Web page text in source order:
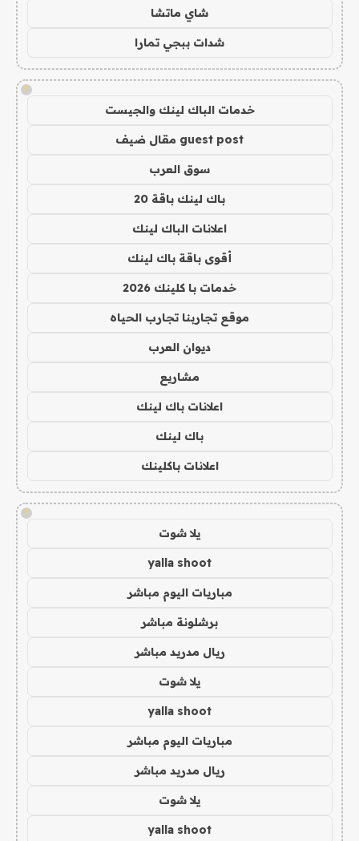
شاي ماتشا
شدات ببجي تمارا
!
خدمات الباك لينك والجيست
guest post مقال ضيف
سوق العرب
باك لينك باقة 20
اعلانات الباك لينك
أقوى باقة باك لينك
خدمات با كلينك 2026
موقع تجاربنا تجارب الحياه
ديوان العرب
مشاريع
اعلانات باك لينك
باك لينك
اعلانات باكلينك
!
يلا شوت
yalla shoot
مباريات اليوم مباشر
برشلونة مباشر
ريال مدريد مباشر
يلا شوت
yalla shoot
مباريات اليوم مباشر
ريال مدريد مباشر
يلا شوت
yalla shoot